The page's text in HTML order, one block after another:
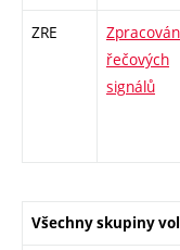
ZRE
řečových
signálů
Všechny skupiny